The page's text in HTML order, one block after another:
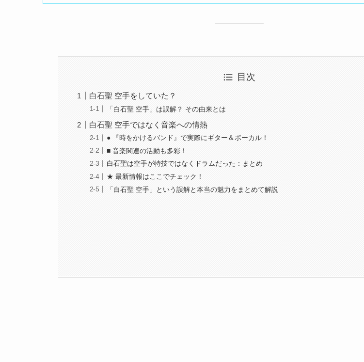
目次
白石聖 空手をしていた？
「白石聖 空手」は誤解？ その由来とは
白石聖 空手ではなく音楽への情熱
● 『時をかけるバンド』で実際にギター＆ボーカル！
■ 音楽関連の活動も多彩！
白石聖は空手が特技ではなくドラムだった：まとめ
★ 最新情報はここでチェック！
「白石聖 空手」という誤解と本当の魅力をまとめて解説